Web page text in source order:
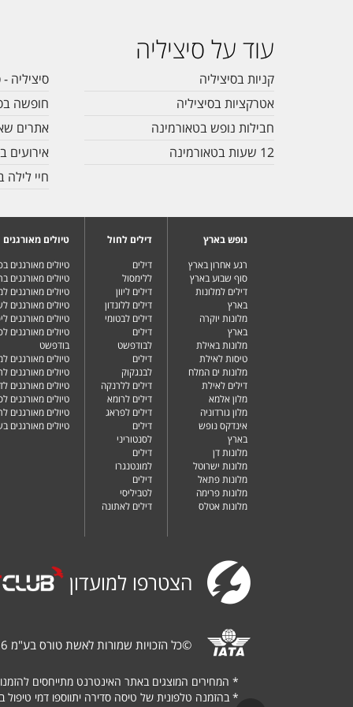
עוד על סיציליה
קניות בסיציליה
אטרקציות בסיציליה
חבילות נופש בטאורמינה
12 שעות בטאורמינה
סיציליה
חופשה
אתרים
אירועים
חיי לילה
נופש בארץ
רגע אחרון בארץ
סוף שבוע בארץ
דילים למלונות
בארץ
מלונות יוקרה
בארץ
מלונות באילת
טיסות לאילת
מלונות ים המלח
דילים לאילת
מלון אלמא
מלון גורדוניה
אינדקס נופש
בארץ
מלונות דן
מלונות ישרוטל
מלונות פתאל
מלונות פרימה
מלונות אטלס
דילים לחול
דילים
ללימסול
דילים ליוון
דילים ללונדון
דילים לבטומי
דילים
לבודפשט
דילים
לבנגקוק
דילים ללרנקה
דילים לרומא
דילים לפראג
דילים
לסנטוריני
דילים
למונטנגרו
דילים
לטביליסי
דילים לאתונה
טיולים מאורגנים
טיולים מאורגנים
טיולים מאורגנים
טיולים מאורגנים
טיולים מאורגנים
טיולים מאורגנים
טיולים מאורגנים
בודפשט
טיולים מאורגנים
טיולים מאורגנים
טיולים מאורגנים
טיולים מאורגנים
טיולים מאורגנים
טיולים מאורגנים
הצטרפו למועדון
©כל הזכויות שמורות לאשת טורס בע"מ 1987-2026
* המחירים המוצגים באתר האינטרנט מתייחסים
* בהזמנה טלפונית של טיסה סדירה יתווספו דמי טיפול בגובה של